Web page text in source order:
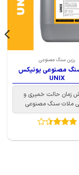
رزین سنگ مصنوعی
مصنوعی یونیکس
UNIX
زمان حالت خمیری و
ملات سنگ مصنوعی
3.4از